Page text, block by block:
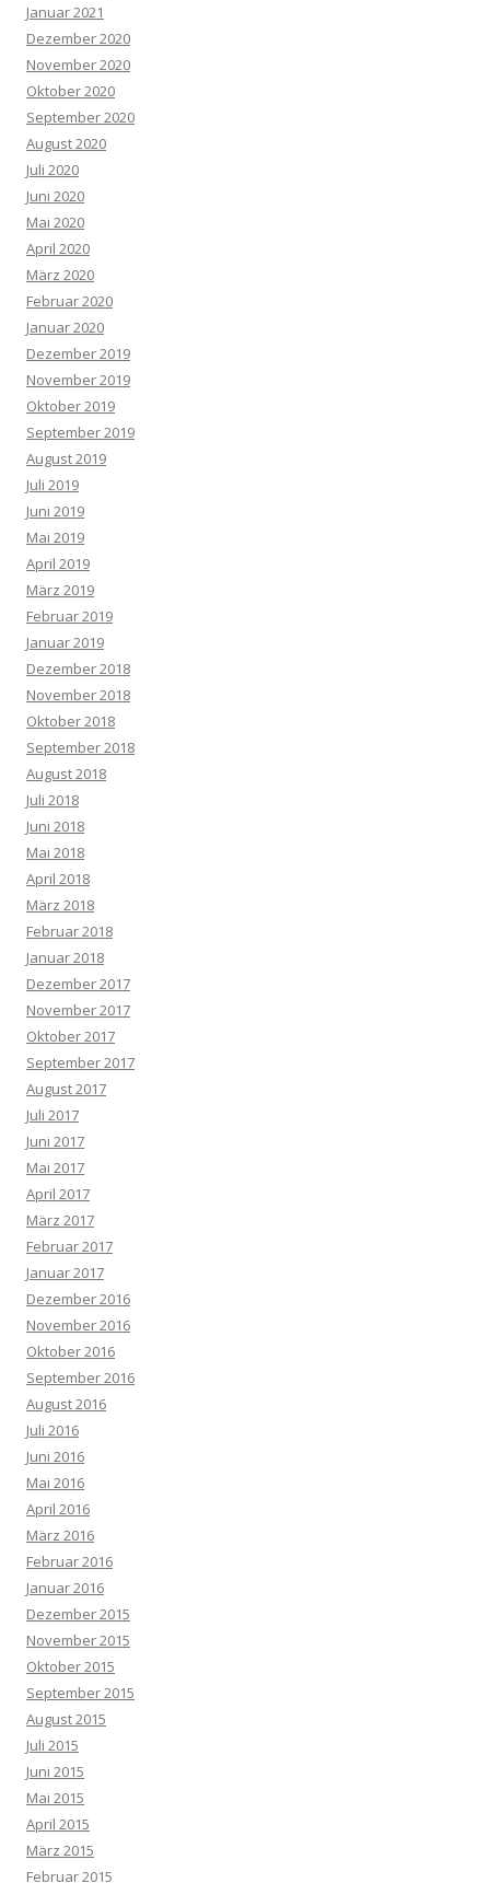
Januar 2021
Dezember 2020
November 2020
Oktober 2020
September 2020
August 2020
Juli 2020
Juni 2020
Mai 2020
April 2020
März 2020
Februar 2020
Januar 2020
Dezember 2019
November 2019
Oktober 2019
September 2019
August 2019
Juli 2019
Juni 2019
Mai 2019
April 2019
März 2019
Februar 2019
Januar 2019
Dezember 2018
November 2018
Oktober 2018
September 2018
August 2018
Juli 2018
Juni 2018
Mai 2018
April 2018
März 2018
Februar 2018
Januar 2018
Dezember 2017
November 2017
Oktober 2017
September 2017
August 2017
Juli 2017
Juni 2017
Mai 2017
April 2017
März 2017
Februar 2017
Januar 2017
Dezember 2016
November 2016
Oktober 2016
September 2016
August 2016
Juli 2016
Juni 2016
Mai 2016
April 2016
März 2016
Februar 2016
Januar 2016
Dezember 2015
November 2015
Oktober 2015
September 2015
August 2015
Juli 2015
Juni 2015
Mai 2015
April 2015
März 2015
Februar 2015